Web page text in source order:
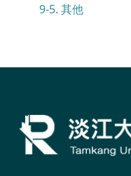
9-5. 其他